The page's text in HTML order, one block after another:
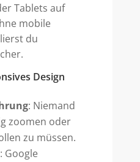
Tablets auf
mobile
du
Design
: Niemand
zoomen oder
zu müssen.
: Google